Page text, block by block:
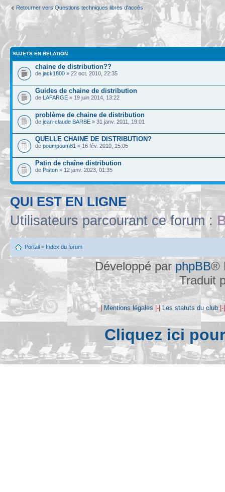
Retourner vers Questions techniques libres d'accès
SUJETS EN RELATION
chaine de distribution??
de jack1800 » 22 oct. 2010, 22:35
Guides de chaine de distribution
de LAFARGE » 19 juin 2014, 13:22
problème de chaine de distribution
de jean-claude BARBE » 31 janv. 2011, 19:01
QUELLE CHAINE DE DISTRIBUTION?
de poumpoum81 » 16 fév. 2010, 15:05
Patin de chaîne distribution
de Piston » 12 janv. 2023, 01:35
QUI EST EN LIGNE
Utilisateurs parcourant ce forum :
Portail » Index du forum
Développé parphpBB®
Traduit
| Mentions légales|-| Les statuts du club
Cliquez ici